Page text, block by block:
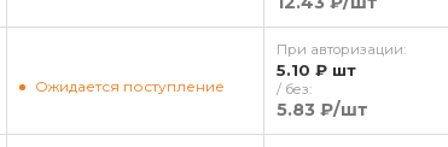
Ожидается поступление
При авторизации:
5.10 ₽ шт
/ без:
5.83 ₽/шт